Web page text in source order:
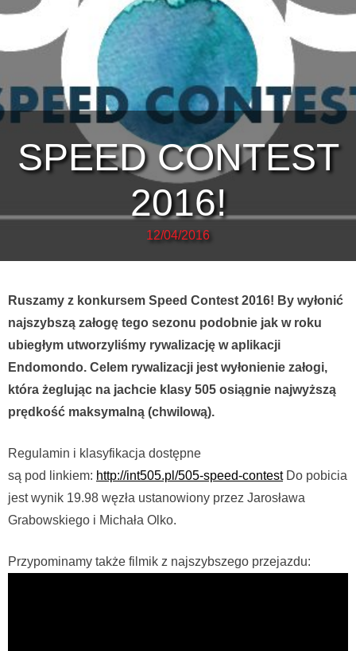
SPEED CONTEST
2016!
12/04/2016
Ruszamy z konkursem Speed Contest 2016! By wyłonić
najszybszą załogę tego sezonu podobnie jak w roku
ubiegłym utworzyliśmy rywalizację w aplikacji
Endomondo. Celem rywalizacji jest wyłonienie załogi,
która żeglując na jachcie klasy 505 osiągnie najwyższą
prędkość maksymalną (chwilową).
Regulamin i klasyfikacja dostępne
są pod linkiem: http://int505.pl/505-speed-contestDo pobicia
jest wynik 19.98 węzła ustanowiony przez Jarosława
Grabowskiego i Michała Olko.
Przypominamy także filmik z najszybszego przejazdu: